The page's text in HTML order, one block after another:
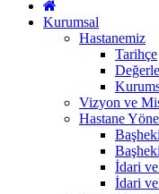
Kurumsal
Hastanemiz
Tarihçe
Vizyon ve
Hastane
İdari
İdari ve